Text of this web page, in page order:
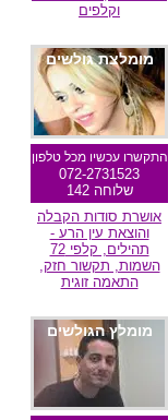
וקלפים
מומלצת גולשים
התקשרו עכשיו מכל טלפון
072-2731523
שלוחה 142
אושרת סודות הקבלה
והוצאת עין הרע -
תהילים, קלפי 72
השמות, תקשור חזק,
התאמה זוגית
מומלץ הגולשים